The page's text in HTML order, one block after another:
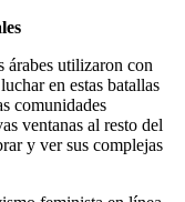
árabes utilizaron con
en estas batallas
comunidades
ventanas al resto del
y ver sus complejas